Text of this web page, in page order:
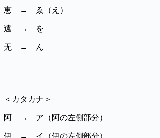
恵 → ゑ（え）
遠 → を
无 → ん
＜カタカナ＞
阿 → ア（阿の左側部分）
伊 → イ（伊の左側部分）